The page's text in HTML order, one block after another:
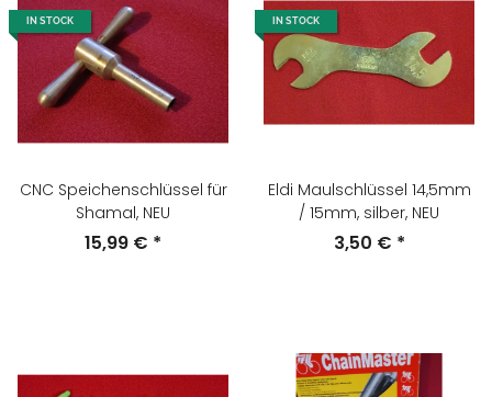
IN STOCK
CNC Speichenschlüssel für
Shamal, NEU
15,99 € *
IN STOCK
Eldi Maulschlüssel 14,5mm
/ 15mm, silber, NEU
3,50 € *